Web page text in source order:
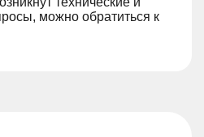
можно обратиться к